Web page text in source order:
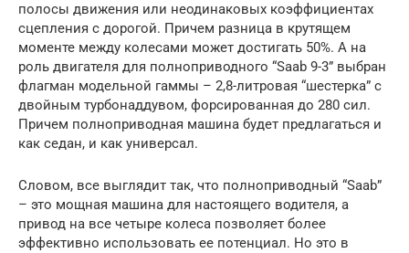
полосы движения или неодинаковых коэффициентах
сцепления с дорогой. Причем разница в крутящем
моменте между колесами может достигать 50%. А на
роль двигателя для полноприводного “Saab 9-3” выбран
флагман модельной гаммы – 2,8-литровая “шестерка” с
двойным турбонаддувом, форсированная до 280 сил.
Причем полноприводная машина будет предлагаться и
как седан, и как универсал.
Словом, все выглядит так, что полноприводный “Saab”
– это мощная машина для настоящего водителя, а
привод на все четыре колеса позволяет более
эффективно использовать ее потенциал. Но это в